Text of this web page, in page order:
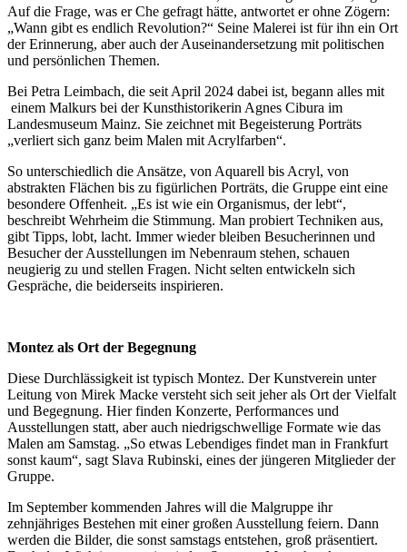
Auf die Frage, was er Che gefragt hätte, antwortet er ohne Zögern:
„Wann gibt es endlich Revolution?“ Seine Malerei ist für ihn ein Ort
der Erinnerung, aber auch der Auseinandersetzung mit politischen
und persönlichen Themen.
Bei Petra Leimbach, die seit April 2024 dabei ist, begann alles mit
einem Malkurs bei der Kunsthistorikerin Agnes Cibura im
Landesmuseum Mainz. Sie zeichnet mit Begeisterung Porträts
„verliert sich ganz beim Malen mit Acrylfarben“.
So unterschiedlich die Ansätze, von Aquarell bis Acryl, von
abstrakten Flächen bis zu figürlichen Porträts, die Gruppe eint eine
besondere Offenheit. „Es ist wie ein Organismus, der lebt“,
beschreibt Wehrheim die Stimmung. Man probiert Techniken aus,
gibt Tipps, lobt, lacht. Immer wieder bleiben Besucherinnen und
Besucher der Ausstellungen im Nebenraum stehen, schauen
neugierig zu und stellen Fragen. Nicht selten entwickeln sich
Gespräche, die beiderseits inspirieren.
Montez als Ort der Begegnung
Diese Durchlässigkeit ist typisch Montez. Der Kunstverein unter
Leitung von Mirek Macke versteht sich seit jeher als Ort der Vielfalt
und Begegnung. Hier finden Konzerte, Performances und
Ausstellungen statt, aber auch niedrigschwellige Formate wie das
Malen am Samstag. „So etwas Lebendiges findet man in Frankfurt
sonst kaum“, sagt Slava Rubinski, eines der jüngeren Mitglieder der
Gruppe.
Im September kommenden Jahres will die Malgruppe ihr
zehnjähriges Bestehen mit einer großen Ausstellung feiern. Dann
werden die Bilder, die sonst samstags entstehen, groß präsentiert.